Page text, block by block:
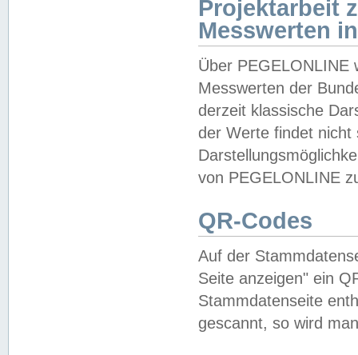
Projektarbeit
Messwerten
Über PEGELONLINE
Messwerten der
derzeit klassische
der Werte findet
von PEGELONLINE
QR-Codes
Auf der
Seite anzeigen" ein
Stammdatenseite
gescannt, so wird